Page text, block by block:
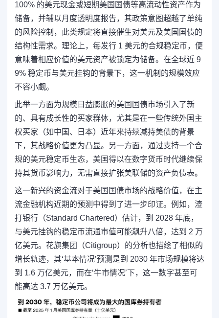
100% 的美元现金或短期美国国债等高流动性资产作为
储备，并辅以月度透明度报告，其政策意图超越了单纯
的风险控制，此类规定将直接催生对美元及美国国债的
结构性需求。理论上，每发行 1 美元的合规稳定币，便
意味着相应价值的美元资产被锁定为储备。在全球近 9
9% 稳定币与美元挂钩的背景下，这一机制的规模效应
不容小觑。
此举一方面为规模日益膨胀的美国国债市场引入了新
的、具有成长性的买家群体，尤其是在一些传统外国主
权买家（如中国、日本）近年来持续减持美债的背景
下，其战略价值更为凸显。另一方面，通过支持一个合
规的美元稳定币生态，美国得以在数字货币时代继续保
持其货币影响力， 无需直接扩张美联储的资产负债表。
这一新兴的资金流对于美国国债市场的战略价值，在主
流金融机构近期的预测中得到了进一步印证。例如，渣
打银行（Standard Chartered）估计， 到 2028 年底，
与美元挂钩的稳定币流通市值可能飙升八倍，达到 2 万
亿美元。 花旗集团（Citigroup）的分析也描绘了相似的
增长轨迹，其‘基本情况’预测是到 2030 年市场规模将达
到 1.6 万亿美元，而在‘牛市情况’下，这一数字甚至可
能高达 3.7 万亿美元。